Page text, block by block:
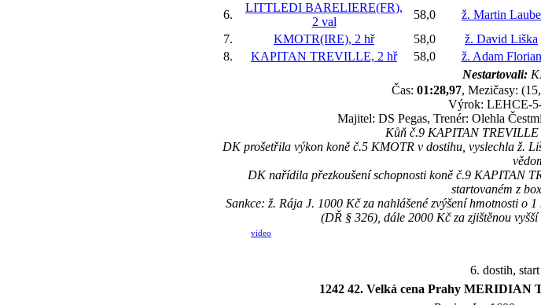
6.
LITTLEDI BARELIERE(FR),
2 val
58,0 ž. Martin Laube
7.
KMOTR(IRE), 2 hř 58,0 ž. David Liška
8.
KAPITAN TREVILLE, 2 hř 58,0 ž. Adam Florian
Nestartovali:
Čas: 01:28,97, Mezičasy:
Výrok: LEHCE-
Majitel: DS Pegas, Trenér: Olehla
Kůň č.9 KAPITAN TREVILLE
DK prošetřila výkon koně č.5 KMOTR v dostihu, vyslechla ž.
DK nařídila přezkoušení schopnosti koně č.9 KAPITAN
startovaném z
Sankce: ž. Rája J. 1000 Kč za nahlášené zvýšení hmotnosti
(DŘ § 326), dále 2000 Kč za zjištěnou
video
6. dostih,
1242 42. Velká cena Prahy